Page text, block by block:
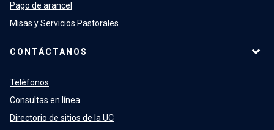
Pago de arancel
Misas y Servicios Pastorales
CONTÁCTANOS
Teléfonos
Consultas en línea
Directorio de sitios de la UC